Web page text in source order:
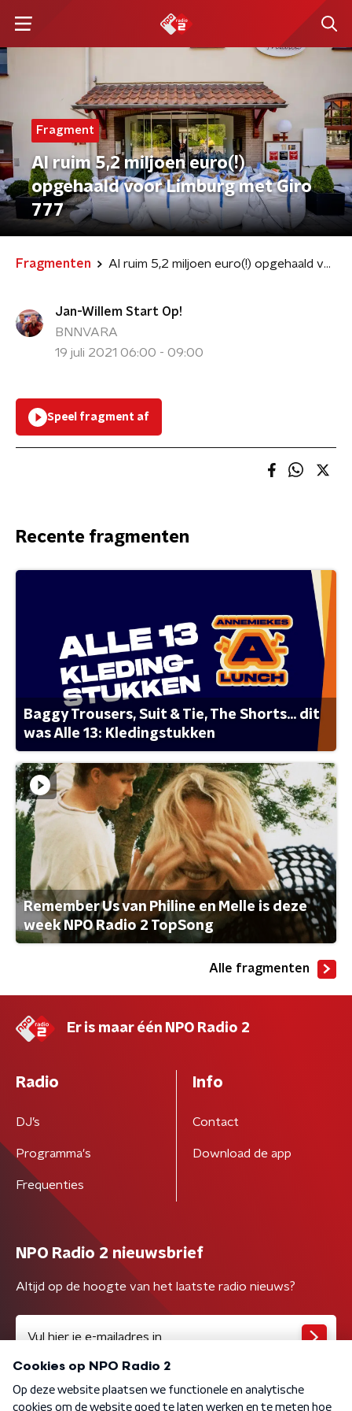
Fragment
Al ruim 5,2 miljoen euro(!)
opgehaald voor Limburg met Giro
777
Fragmenten Al ruim 5,2 miljoen euro(!) opgehaald voor Limburg met Giro 777
Jan-Willem Start Op!
BNNVARA
19 juli 2021 06:00 - 09:00
Speel fragment af
Recente fragmenten
Baggy Trousers, Suit & Tie, The Shorts... dit
was Alle 13: Kledingstukken
Remember Us van Philine en Melle is deze
week NPO Radio 2 TopSong
Alle fragmenten
Er is maar één NPO Radio 2
Radio
DJ’s
Programma's
Frequenties
Info
Contact
Download de app
NPO Radio 2 nieuwsbrief
Altijd op de hoogte van het laatste radio nieuws?